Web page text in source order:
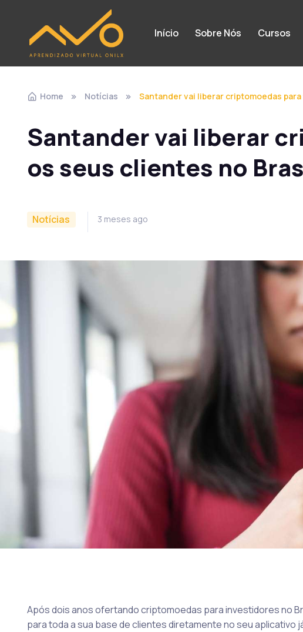
Início Sobre Nós Cursos
Home Notícias Santander vai liberar criptomoedas
Santander vai liberar
os seus clientes no
Notícias 3 meses ago
Após dois anos ofertando criptomoedas para investidores no
para toda a sua base de clientes diretamente no seu aplicativo